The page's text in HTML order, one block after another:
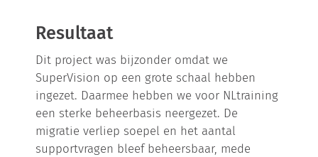
Resultaat
Dit project was bijzonder omdat we
SuperVision op een grote schaal hebben
ingezet. Daarmee hebben we voor NLtraining
een sterke beheerbasis neergezet. De
migratie verliep soepel en het aantal
supportvragen bleef beheersbaar, mede